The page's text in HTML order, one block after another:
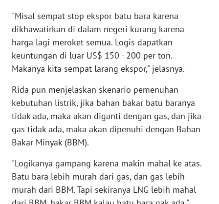
"Misal sempat stop ekspor batu bara karena
dikhawatirkan di dalam negeri kurang karena
harga lagi meroket semua. Logis dapatkan
keuntungan di luar US$ 150 - 200 per ton.
Makanya kita sempat larang ekspor," jelasnya.
Rida pun menjelaskan skenario pemenuhan
kebutuhan listrik, jika bahan bakar batu baranya
tidak ada, maka akan diganti dengan gas, dan jika
gas tidak ada, maka akan dipenuhi dengan Bahan
Bakar Minyak (BBM).
"Logikanya gampang karena makin mahal ke atas.
Batu bara lebih murah dari gas, dan gas lebih
murah dari BBM. Tapi sekiranya LNG lebih mahal
WN
SUMBAR
WN
WN
BENGKULU
WN
WN
JATENG